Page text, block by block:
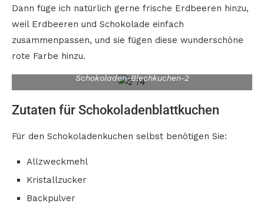
Dann füge ich natürlich gerne frische Erdbeeren hinzu,
weil Erdbeeren und Schokolade einfach
zusammenpassen, und sie fügen diese wunderschöne
rote Farbe hinzu.
Schokoladen-Blechkuchen-2
Zutaten für Schokoladenblattkuchen
Für den Schokoladenkuchen selbst benötigen Sie:
Allzweckmehl
Kristallzucker
Backpulver